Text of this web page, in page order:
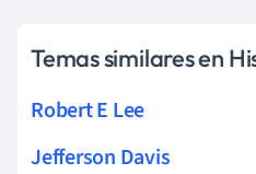
Temas similares en
Robert E Lee
Jefferson Davis